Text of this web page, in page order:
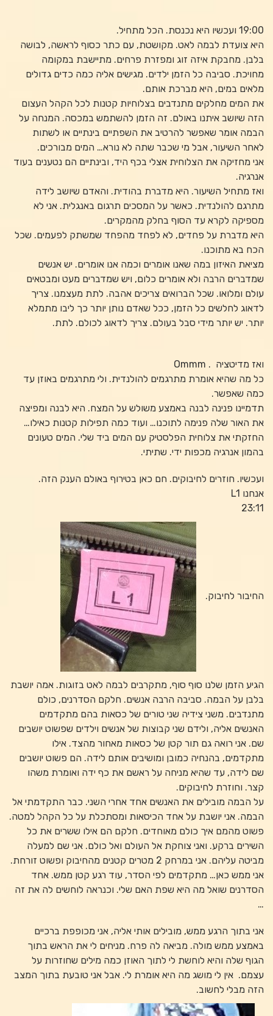
19:00 ועכשיו היא נכנסת. הכל מתחיל.
היא צועדת לבמה לאט. מקושטת, עם כתר כסוף לראשה, לבושה
בלבן. מחבקת איזה זוג ומפזרת פרחים. מתיישבת במקומה
מחויכת. סביבה כל הזמן ילדים. מגישים אליה כמה כדים גדולים
מלאים במים, היא מברכת אותם.
את המים מחלקים מתנדבים בצלוחיות קטנות לכל הקהל העצום
הזה שיושב איתנו באולם. זה הזמן להשתמש במכסה. המנחה על
הבמה אומר שאפשר להרטיב את השפתיים בינתיים או לשתות
לאחר השיעור, אבל מי שכבר שתה לא נורא… המים מבורכים.
אני מחזיקה את הצלוחית אצלי בכף היד, ובינתיים הם נטענים בעוד
אנרגיה.
ואז מתחיל השיעור. היא מדברת בהודית. והאדם שיושב לידה
מתרגם להולנדית. כאשר על המסכים תרגום באנגלית. אני לא
מספיקה לקרא עד הסוף בחלק מהמקרים.
היא מדברת על פחדים, לא לפחד מהפחד שמשתק לפעמים. שכל
הכח בא מתוכנו.
מציאת האיזון במה שאנו אומרים וכמה אנו אומרים. יש אנשים
שמדברים הרבה ולא אומרים כלום, ויש שמדברים מעט ומבטאים
עולם ומלואו. שכל הברואים צריכים אהבה. לתת מעצמנו. צריך
לדאוג לחלשים כל הזמן, ככל שאדם נותן יותר כך ליבו מתמלא
יותר. יש יותר מידי סבל בעולם. צריך לדאוג לכולם. לתת.
ואז מדיטציה . Ommm
כל מה שהיא אומרת מתרגמים להולנדית. ולי מתרגמים באוזן עד
כמה שאפשר.
תדמיינו פנינה לבנה באמצע משולש על המצח. היא לבנה ומפיצה
את האור שלה פנימה לתוכנו… ועוד כמה תפילות קטנות כאילו…
החזקתי את צלוחית הפלסטיק עם המים ביד שלי. המים טעונים
בהמון אנרגיה מכפות ידי. שתיתי.
ועכשיו. חוזרים לחיבוקים. חם כאן בטירוף באולם הענק הזה.
אנחנו L1
23:11
החיבור לחיבוק.
הגיע הזמן שלנו סוף סוף, מתקרבים לבמה לאט בזוגות. אמה יושבת
בלבן על הבמה. סביבה הרבה אנשים. חלקם הסדרנים, כולם
מתנדבים. משני צידיה שני טורים של כסאות בהם מתקדמים
האנשים אליה, ולידם שני קבוצות של אנשים וילדים שפשוט יושבים
שם. אני רואה גם תור קטן של כסאות מאחור מהצד. אילו
מתקדמים, בהנחיה כמובן ומושיבים אותם לידה. הם פשוט יושבים
שם לידה, עד שהיא מניחה על ראשם את כף ידה ואומרת משהו
קצר. וחוזרת לחיבוקים.
על הבמה מובילים את האנשים אחד אחרי השני. כבר התקדמתי אל
הבמה. אני יושבת על אחד הכיסאות ומסתכלת על כל הקהל למטה.
פשוט מהמם איך כולם מאוחדים. חלקם הם אילו ששרים את כל
השירים ברקע. ואני צוחקת אל העולם ואל כולם. אני שם למעלה
מביטה עליהם. אני במרחק 2 מטרים קטנים מהחיבוק ופשוט זורחת.
אני ממש כאן… מתקדמים לפי הסדר, עוד רגע קטן ממש. אחד
הסדרנים שואל מה היא שפת האם שלי. וכנראה לוחשים לה את זה
…
אני בתוך הרגע ממש, מובילים אותי אליה, אני מכופפת ברכיים
באמצע ממש מולה. מביאה לה פרח. מניחים לי את הראש בתוך
הגוף שלה והיא לוחשת לי לתוך האוזן כמה מילים שחוזרות על
עצמם. אין לי מושג מה היא אומרת לי. אבל אני טובעת בתוך המצב
הזה מבלי לחשוב.